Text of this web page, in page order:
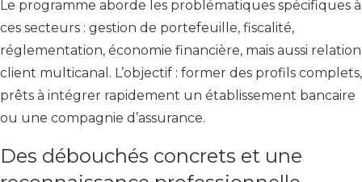
Le programme aborde les problématiques spécifiques à
ces secteurs : gestion de portefeuille, fiscalité,
réglementation, économie financière, mais aussi relation
client multicanal. L’objectif : former des profils complets,
prêts à intégrer rapidement un établissement bancaire
ou une compagnie d’assurance.
Des débouchés concrets et une